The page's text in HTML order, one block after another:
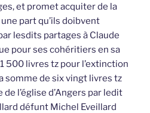
et promet acquiter de la
part qu’ils doibvent
lesdits partages à Claude
pour ses cohéritiers en sa
500 livres tz pour l’extinction
somme de six vingt livres tz
l’église d’Angers par ledit
défunt Michel Eveillard